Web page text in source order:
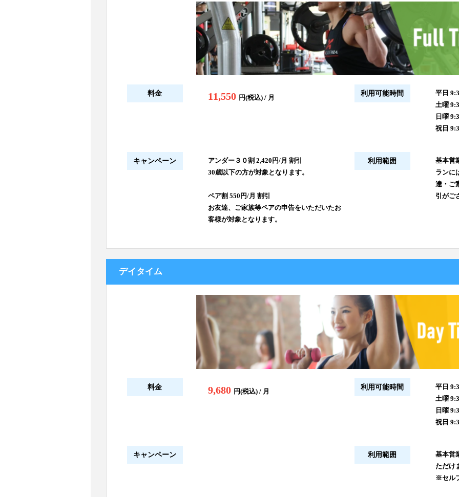
料金 11,550 円(税込) / 月
利用可能時間
平日
土曜
日曜
祝日
キャンペーン
アンダー３０割 2,420円/月 割引
30歳以下の方が対象となります。
ペア割 550円/月 割引
お友達、ご家族等ペアの申告をいただいたお
客様が対象となります。
利用範囲
基本営
ランに
達・ご
引がご
デイタイム
料金 9,680 円(税込) / 月
利用可能時間
平日
土曜
日曜
祝日
キャンペーン 利用範囲
基本営
ただけ
※セル